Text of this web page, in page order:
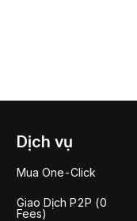
Dịch vụ
Mua One-Click
Giao Dịch P2P (0
Fees)